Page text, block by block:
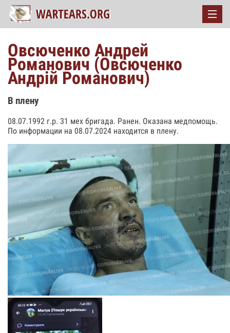
Овсюченко Андрей
Романович (Овсюченко
Андрій Романович)
В плену
08.07.1992 г.р. 31 мех бригада. Ранен. Оказана медпомощь.
По информации на 08.07.2024 находится в плену.